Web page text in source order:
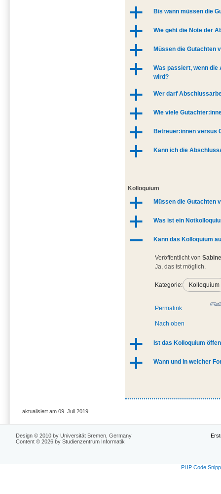
a Bis wann müssen die
a Wie geht die Note der
a Müssen die Gutachten
a
Was passiert, wenn
wird?
a Wer darf
a Wie viele
a Betreuer:innen versus
a Kann ich die
Kolloquium
a Müssen die Gutachten
a Was ist ein
A Kann das Kolloquium
Veröffentlicht von
Ja, das ist möglich.
Kategorie: Kolloquium
Permalink
Nach oben
a Ist das Kolloquium
a Wann und in welcher
aktualisiert am 09. Juli 2019
Design © 2010 by Universität Bremen, Germany
Content © 2026 by Studienzentrum Informatik
PHP Code